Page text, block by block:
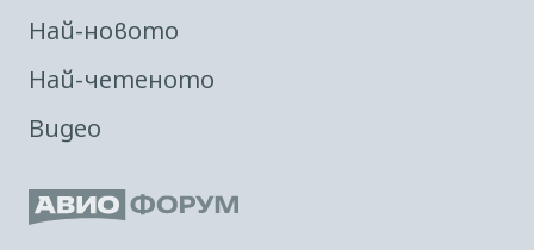
Най-новото
Най-четеното
Видео